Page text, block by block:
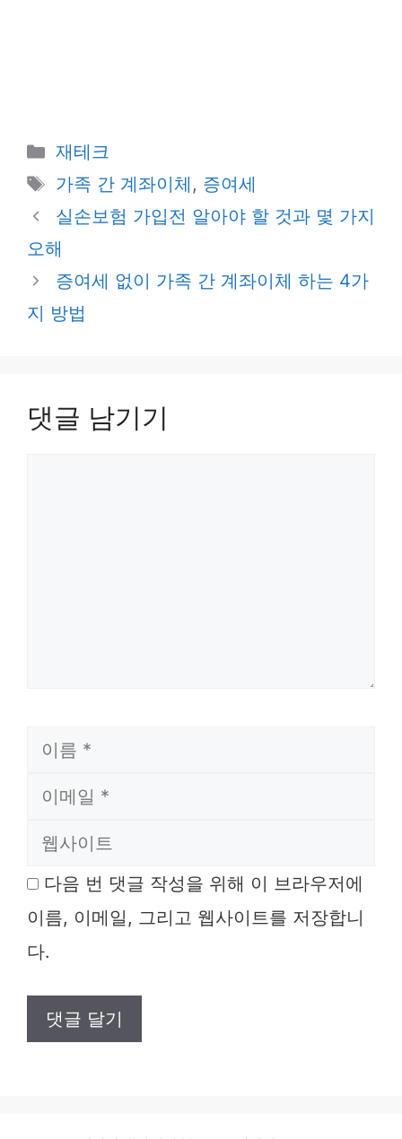
카
테
리
재테크
태
그
가족 간 계좌이체 , 증여세
실손보험 가입전 알아야 할 것과 몇 가지
오해
증여세 없이 가족 간 계좌이체 하는 4가
지 방법
댓글 남기기
이
이
웹
다음 번 댓글 작성을 위해 이 브라우저에
이름, 이메일, 그리고 웹사이트를 저장합니
다.